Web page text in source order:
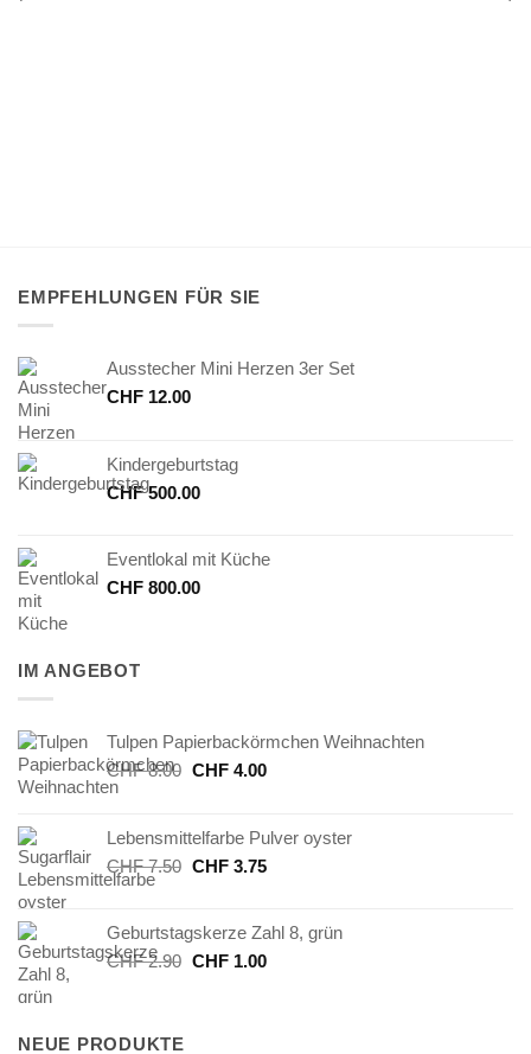
EMPFEHLUNGEN FÜR SIE
Ausstecher Mini Herzen 3er Set
CHF 12.00
Kindergeburtstag
CHF500.00
Eventlokal mit Küche
CHF 800.00
IM ANGEBOT
Tulpen Papierbackörmchen Weihnachten
CHF8.00 Ursprünglicher
CHF 8.00
CHF4.00Aktueller
CHF 4.00.
Lebensmittelfarbe Pulver oyster
CHF7.50 Ursprünglicher
CHF 7.50
CHF3.75Aktueller
CHF 3.75.
Geburtstagskerze Zahl 8, grün
CHF2.90 Ursprünglicher
CHF1.00Aktueller
NEUE PRODUKTE